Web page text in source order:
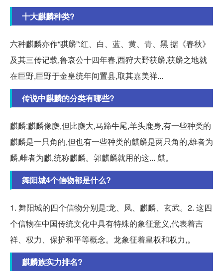
十大麒麟种类?
六种麒麟亦作“骐麟”:红、白、蓝、黄、青、黑 据《春秋》
及其三传记载,鲁哀公十四年春,西狩大野获麟,获麟之地就
在巨野,巨野于金皇统年间置县,取其嘉美祥...
传说中麒麟的分类有哪些?
麒麟:麒麟像麇,但比麋大,马蹄牛尾,羊头鹿身,有一些种类的
麒麟是一只角的,但也有一些种类的麒麟是两只角的,雄者为
麟,雌者为麒,统称麒麟。郭麒麟就用的这... 麒。
舞阳城4个信物都是什么?
1. 舞阳城的四个信物分别是:龙、凤、麒麟、玄武。2. 这四
个信物在中国传统文化中具有特殊的象征意义,代表着吉
祥、权力、保护和平等概念。龙象征着皇权和权力,。
麒麟族实力排名?